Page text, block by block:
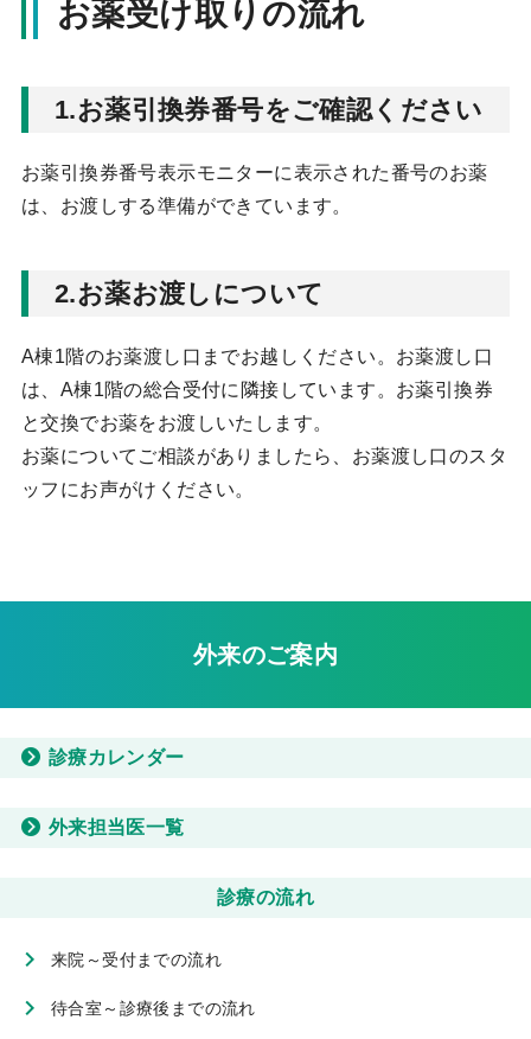
お薬受け取りの流れ
1.お薬引換券番号をご確認ください
お薬引換券番号表示モニターに表示された番号のお薬
は、お渡しする準備ができています。
2.お薬お渡しについて
A棟1階のお薬渡し口までお越しください。お薬渡し口
は、A棟1階の総合受付に隣接しています。お薬引換券
と交換でお薬をお渡しいたします。
お薬についてご相談がありましたら、お薬渡し口のスタ
ッフにお声がけください。
外来のご案内
診療カレンダー
外来担当医一覧
診療の流れ
来院～受付までの流れ
待合室～診療後までの流れ